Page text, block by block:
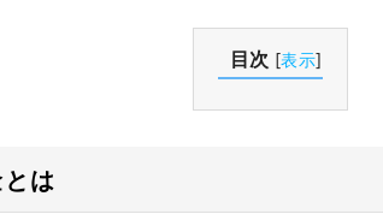
目次 [表示]
は